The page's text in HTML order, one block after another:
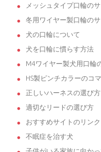
メッシュタイプ口輪の
冬用ワイヤー製口輪の
犬の口輪について
犬を口輪に慣らす方法
M4ワイヤー製犬用口輪
HS製ピンチカラーのコ
正しいハーネスの選び方
適切なリードの選び方
おすすめサイトのリンク
不眠症を治す犬